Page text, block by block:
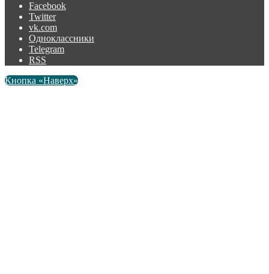
Facebook
Twitter
vk.com
Одноклассники
Telegram
RSS
Кнопка «Наверх»